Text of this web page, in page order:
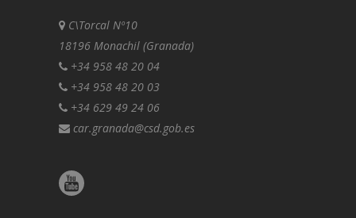
C\Torcal Nº10
18196 Monachil (Granada)
+34 958 48 20 04
+34 958 48 20 03
+34 629 49 24 06
car.granada@csd.gob.es